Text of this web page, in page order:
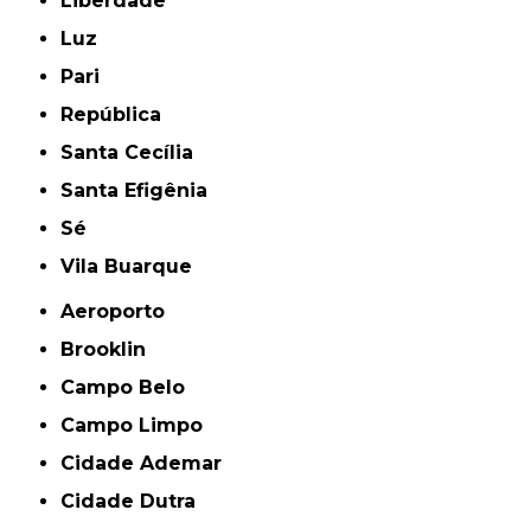
Luz
Pari
República
Santa Cecília
Santa Efigênia
Sé
Vila Buarque
Aeroporto
Brooklin
Campo Belo
Campo Limpo
Cidade Ademar
Cidade Dutra